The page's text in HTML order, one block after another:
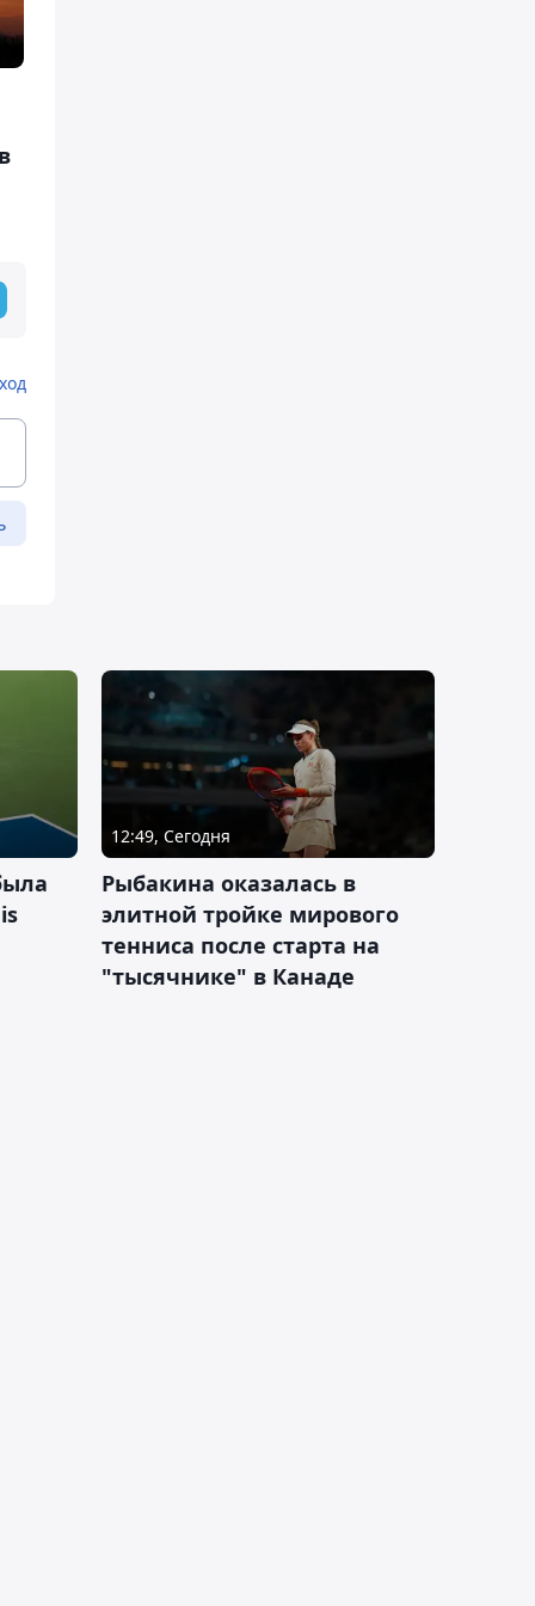
12:49, Сегодня
Рыбакина оказалась в
элитной тройке мирового
тенниса после старта на
"тысячнике" в Канаде